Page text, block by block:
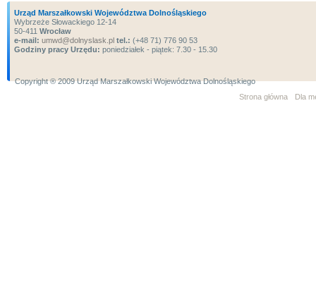
Urząd Marszałkowski Województwa Dolnośląskiego
Wybrzeże Słowackiego 12-14
50-411 Wrocław
e-mail: umwd@dolnyslask.pl tel.: (+48 71) 776 90 53
Godziny pracy Urzędu: poniedziałek - piątek: 7.30 - 15.30
Copyright ® 2009 Urząd Marszałkowski Województwa Dolnośląskiego
Strona główna
Dla